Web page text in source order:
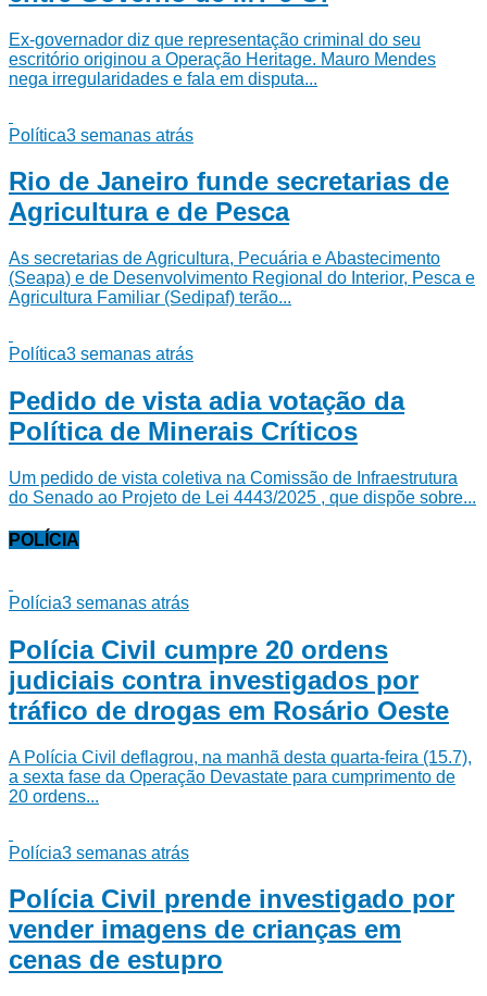
Ex-governador diz que representação criminal do seu
escritório originou a Operação Heritage. Mauro Mendes
nega irregularidades e fala em disputa...
Política3 semanas atrás
Rio de Janeiro funde secretarias de
Agricultura e de Pesca
As secretarias de Agricultura, Pecuária e Abastecimento
(Seapa) e de Desenvolvimento Regional do Interior, Pesca e
Agricultura Familiar (Sedipaf) terão...
Política3 semanas atrás
Pedido de vista adia votação da
Política de Minerais Críticos
Um pedido de vista coletiva na Comissão de Infraestrutura
do Senado ao Projeto de Lei 4443/2025 , que dispõe sobre...
POLÍCIA
Polícia3 semanas atrás
Polícia Civil cumpre 20 ordens
judiciais contra investigados por
tráfico de drogas em Rosário Oeste
A Polícia Civil deflagrou, na manhã desta quarta-feira (15.7),
a sexta fase da Operação Devastate para cumprimento de
20 ordens...
Polícia3 semanas atrás
Polícia Civil prende investigado por
vender imagens de crianças em
cenas de estupro